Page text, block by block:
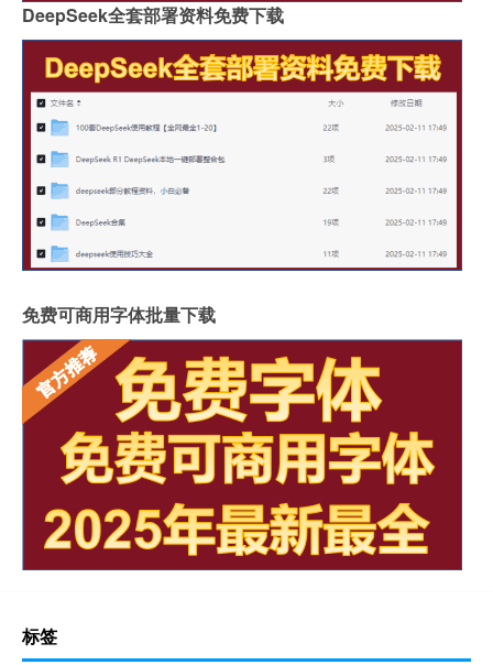
DeepSeek全套部署资料免费下载
免费可商用字体批量下载
标签